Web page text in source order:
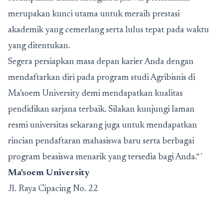
merupakan kunci utama untuk meraih prestasi
akademik yang cemerlang serta lulus tepat pada waktu
yang ditentukan.
Segera persiapkan masa depan karier Anda dengan
mendaftarkan diri pada program studi Agribisnis di
Ma’soem University demi mendapatkan kualitas
pendidikan sarjana terbaik. Silakan kunjungi laman
resmi universitas sekarang juga untuk mendapatkan
rincian pendaftaran mahasiswa baru serta berbagai
program beasiswa menarik yang tersedia bagi Anda.“`
Ma'soem University
Jl. Raya Cipacing No. 22